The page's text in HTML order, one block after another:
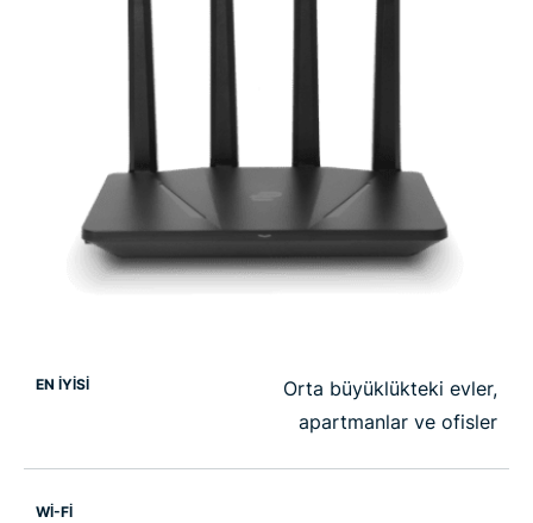
EN İYİSİ
Orta büyüklükteki evler,
apartmanlar ve ofisler
WI-FI